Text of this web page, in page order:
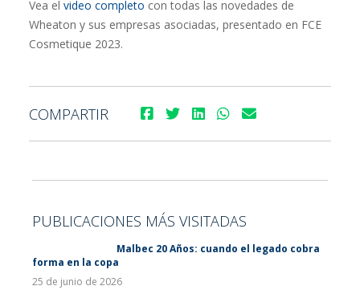
Vea el video completo con todas las novedades de
Wheaton y sus empresas asociadas, presentado en FCE
Cosmetique 2023.
COMPARTIR
PUBLICACIONES MÁS VISITADAS
Malbec 20 Años: cuando el legado cobra
forma en la copa
25 de junio de 2026